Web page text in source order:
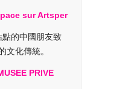
sur Artsper
的中國朋友致
文化傳統。
PRIVE